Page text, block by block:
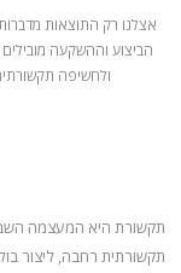
אצלנו רק התוצאות
הביצוע וההשקעה
ולחשיפה
תקשורת היא המעצמה
תקשורתית רחבה, ליצור